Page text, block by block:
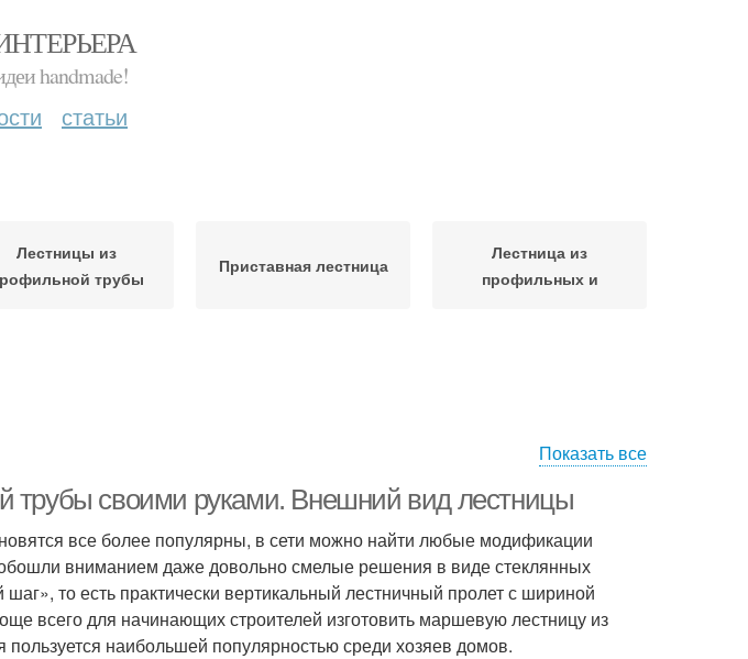
handmade!
статьи
Лестницы из
трубы
Приставная лестница
Лестница из
профильных и
Показать все
трубы своими руками. Внешний вид лестницы
все более популярны, в сети можно найти любые модификации
вниманием даже довольно смелые решения в виде стеклянных
то есть практически вертикальный лестничный пролет с шириной
всего для начинающих строителей изготовить маршевую лестницу из
наибольшей популярностью среди хозяев домов.